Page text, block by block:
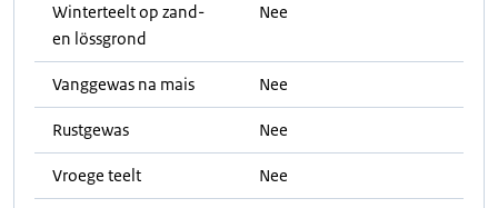
Winterteelt op zand-
en lössgrond
Nee
Vanggewas na mais Nee
Rustgewas Nee
Vroege teelt Nee